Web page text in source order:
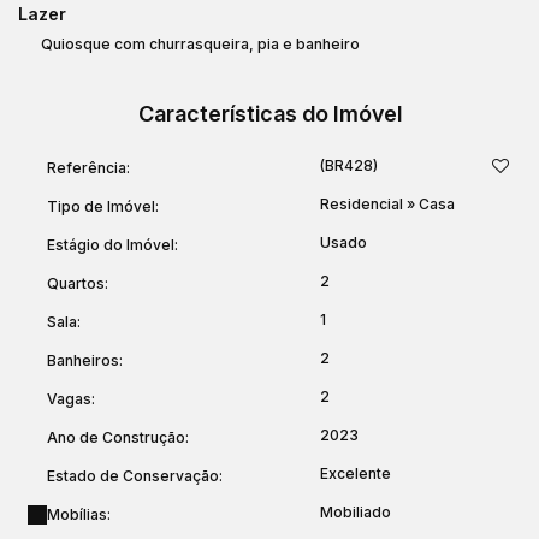
Esta é a oportunidade perfeita para adquirir uma casa
lazer incrível para desfrutar da praia.
Agende sua visita
e venha se encantar com seu novo
lar à beira-mar !
editadas por Luiz Soares Menegat
Lazer
Quiosque com churrasqueira, pia e banheiro
Características do Imóvel
Referência: (BR428)
Tipo de Imóvel: Residencial » Casa
Estágio do Imóvel: Usado
Quartos: 2
Sala: 1
Banheiros: 2
Vagas: 2
Ano de Construção: 2023
Estado de Conservação: Excelente
Mobílias: Mobiliado